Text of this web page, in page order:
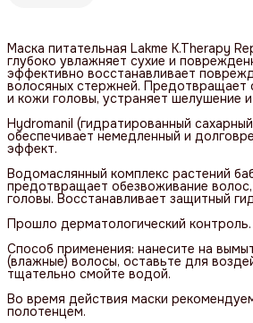
Маска питательная Lakme K.Therapy
глубоко увлажняет сухие и
эффективно восстанавливает
волосяных стержней. Предотвращает
и кожи головы, устраняет шелушение
Hydromanil (гидратированный
обеспечивает немедленный и
эффект.
Водомаслянный комплекс растений
предотвращает обезвоживание
головы. Восстанавливает защитный
Прошло дерматологический контроль.
Способ применения: нанесите на
(влажные) волосы, оставьте для
тщательно смойте водой.
Во время действия маски
полотенцем.